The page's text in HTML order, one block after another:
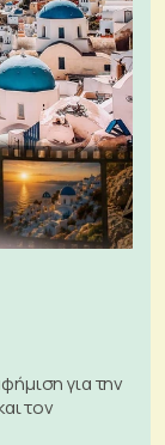
για την
τον